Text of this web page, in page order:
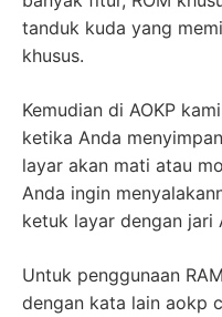
tanduk kuda yang
khusus.
Kemudian di AOKP
ketika Anda
layar akan mati atau
Anda ingin
ketuk layar dengan jari
Untuk penggunaan
dengan kata lain aokp